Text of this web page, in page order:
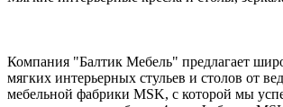
Компания "Балтик Мебель" предлагает
мягких интерьерных стульев и столов от
мебельной фабрики MSK, с которой мы